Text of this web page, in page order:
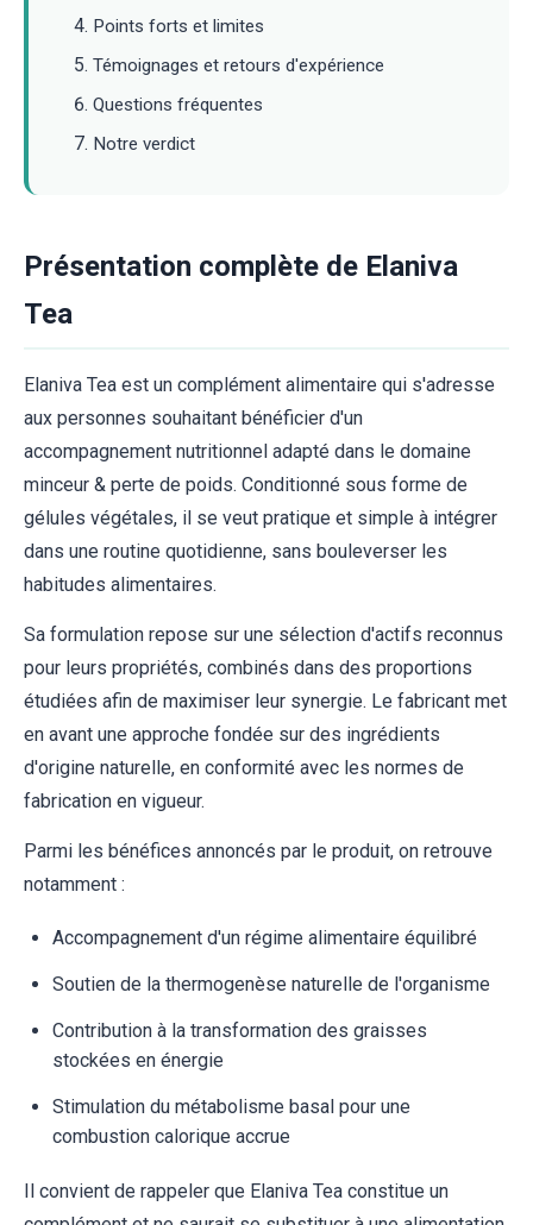
Points forts et limites
Témoignages et retours d'expérience
Questions fréquentes
Notre verdict
Présentation complète de Elaniva
Tea
Elaniva Tea est un complément alimentaire qui s'adresse
aux personnes souhaitant bénéficier d'un
accompagnement nutritionnel adapté dans le domaine
minceur & perte de poids. Conditionné sous forme de
gélules végétales, il se veut pratique et simple à intégrer
dans une routine quotidienne, sans bouleverser les
habitudes alimentaires.
Sa formulation repose sur une sélection d'actifs reconnus
pour leurs propriétés, combinés dans des proportions
étudiées afin de maximiser leur synergie. Le fabricant met
en avant une approche fondée sur des ingrédients
d'origine naturelle, en conformité avec les normes de
fabrication en vigueur.
Parmi les bénéfices annoncés par le produit, on retrouve
notamment :
Accompagnement d'un régime alimentaire équilibré
Soutien de la thermogenèse naturelle de l'organisme
Contribution à la transformation des graisses
stockées en énergie
Stimulation du métabolisme basal pour une
combustion calorique accrue
Il convient de rappeler que Elaniva Tea constitue un